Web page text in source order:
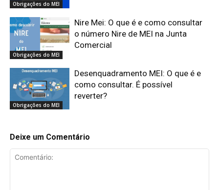
Obrigações do MEI
Obrigações do MEI
Nire Mei: O que é e como consultar
o número Nire de MEI na Junta
Comercial
Obrigações do MEI
Desenquadramento MEI: O que é e
como consultar. É possível
reverter?
Deixe um Comentário